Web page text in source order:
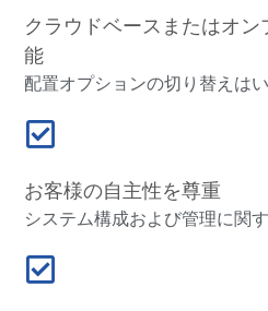
クラウドベースまたはオ
能
配置オプションの切り替えは
お客様の自主性を尊重
システム構成および管理に関